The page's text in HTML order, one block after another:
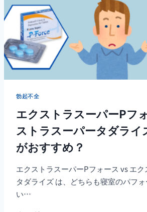
方
法
勃起不全
エクストラスーパーPフ
ストラスーパータダライ
がおすすめ？
エクストラスーパーPフォース vs エク
タダライズ は、どちらも寝室のパフ
い…